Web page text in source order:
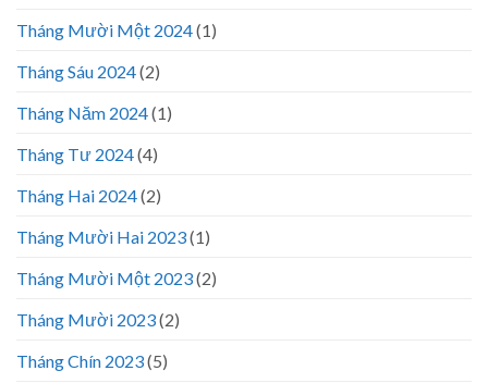
Tháng Mười Một 2024(1)
Tháng Sáu 2024(2)
Tháng Năm 2024(1)
Tháng Tư 2024(4)
Tháng Hai 2024(2)
Tháng Mười Hai 2023(1)
Tháng Mười Một 2023(2)
Tháng Mười 2023(2)
Tháng Chín 2023(5)